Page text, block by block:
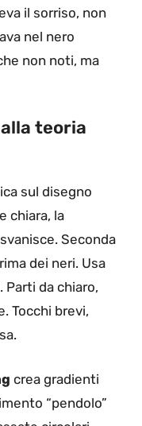
il sorriso, non
nel nero
non noti, ma
teoria
sul disegno
chiara, la
svanisce. Seconda
dei neri. Usa
Parti da chiaro,
Tocchi brevi,
crea gradienti
“pendolo”